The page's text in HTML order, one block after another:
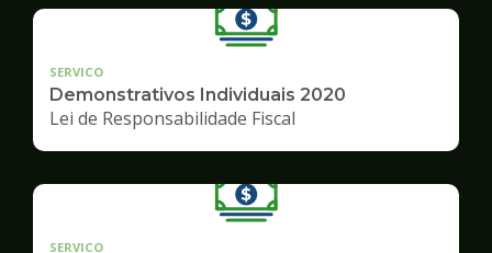
SERVICO
Demonstrativos Individuais 2020
Lei de Responsabilidade Fiscal
SERVICO